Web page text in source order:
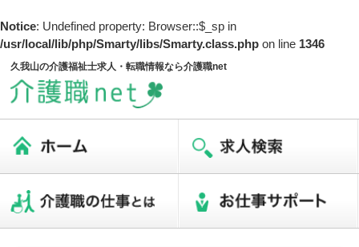
Notice: Undefined property: Browser::$_sp in
/usr/local/lib/php/Smarty/libs/Smarty.class.php on line 1346
久我山の介護福祉士求人・転職情報なら介護職net